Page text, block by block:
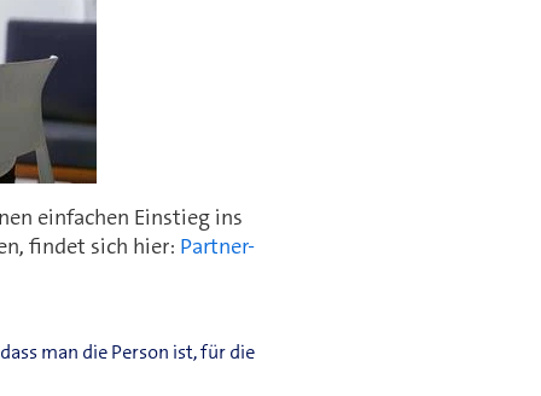
einfachen Einstieg ins
findet sich hier: Partner-
man die Person ist, für die